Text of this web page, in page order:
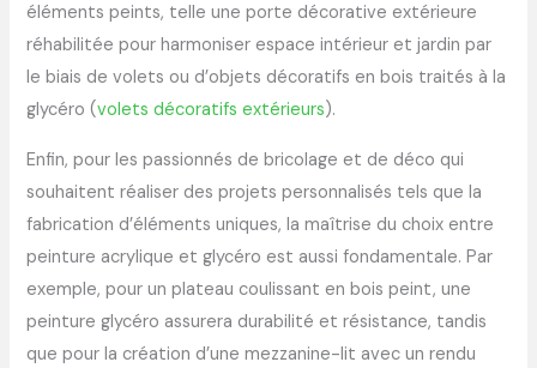
éléments peints, telle une porte décorative extérieure
réhabilitée pour harmoniser espace intérieur et jardin par
le biais de volets ou d’objets décoratifs en bois traités à la
glycéro (volets décoratifs extérieurs).
Enfin, pour les passionnés de bricolage et de déco qui
souhaitent réaliser des projets personnalisés tels que la
fabrication d’éléments uniques, la maîtrise du choix entre
peinture acrylique et glycéro est aussi fondamentale. Par
exemple, pour un plateau coulissant en bois peint, une
peinture glycéro assurera durabilité et résistance, tandis
que pour la création d’une mezzanine-lit avec un rendu